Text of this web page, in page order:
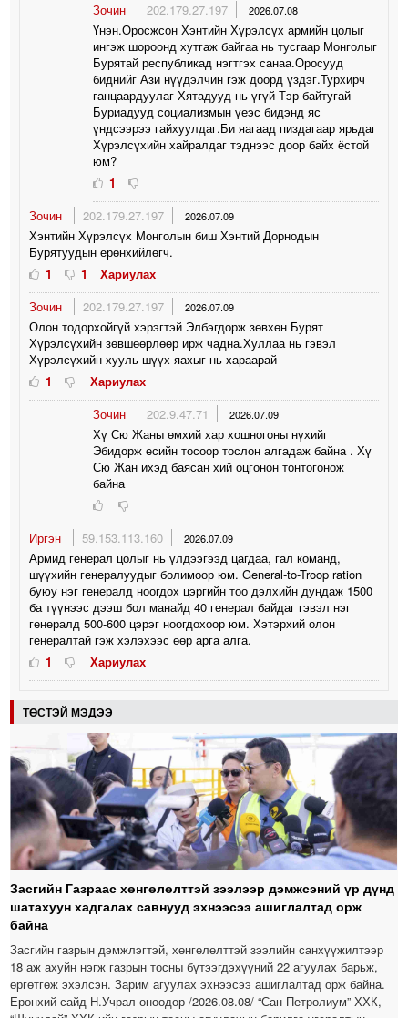
Зочин
202.179.27.197 2026.07.08
Үнэн.Оросжсон Хэнтийн Хүрэлсүх армийн цолыг
ингэж шороонд хутгаж байгаа нь тусгаар Монголыг
Бурятай республикад нэгтгэх санаа.Оросууд
биднийг Ази нүүдэлчин гэж доорд үздэг.Турхирч
ганцаардуулаг Хятадууд нь үгүй Тэр байтугай
Буриадууд социализмын үеэс бидэнд яс
үндсээрээ гайхуулдаг.Би яагаад пиздагаар ярьдаг
Хүрэлсүхийн хайралдаг тэднээс доор байх ёстой
юм?
1
Зочин
202.179.27.197 2026.07.09
Хэнтийн Хүрэлсүх Монголын биш Хэнтий Дорнодын
Бурятуудын ерөнхийлөгч.
1
1
Хариулах
Зочин
202.179.27.197 2026.07.09
Олон тодорхойгүй хэрэгтэй Элбэгдорж зөвхөн Бурят
Хүрэлсүхийн зөвшөөрлөөр ирж чадна.Хуллаа нь гэвэл
Хүрэлсүхийн хууль шүүх яахыг нь хараарай
1
Хариулах
Зочин
202.9.47.71 2026.07.09
Хү Сю Жаны өмхий хар хошногоны нүхийг
Эбидорж есийн тосоор тослон алгадаж байна . Хү
Сю Жан ихэд баясан хий оцгонон тонтогонож
байна
Иргэн 59.153.113.160 2026.07.09
Армид генерал цолыг нь үлдээгээд цагдаа, гал команд,
шүүхийн генералуудыг болимоор юм. General-to-Troop ration
буюу нэг генералд ноогдох цэргийн тоо дэлхийн дундаж 1500
ба түүнээс дээш бол манайд 40 генерал байдаг гэвэл нэг
генералд 500-600 цэрэг ноогдохоор юм. Хэтэрхий олон
генералтай гэж хэлэхээс өөр арга алга.
1
Хариулах
ТӨСТЭЙ МЭДЭЭ
Засгийн Газраас хөнгөлөлттэй зээлээр дэмжсэний үр дүнд
шатахуун хадгалах савнууд эхнээсээ ашиглалтад орж
байна
Засгийн газрын дэмжлэгтэй, хөнгөлөлттэй зээлийн санхүүжилтээр
18 аж ахуйн нэгж газрын тосны бүтээгдэхүүний 22 агуулах барьж,
өргөтгөж эхэлсэн. Зарим агуулах эхнээсээ ашиглалтад орж байна.
Ерөнхий сайд Н.Учрал өнөөдөр /2026.08.08/ “Сан Петролиум” ХХК,